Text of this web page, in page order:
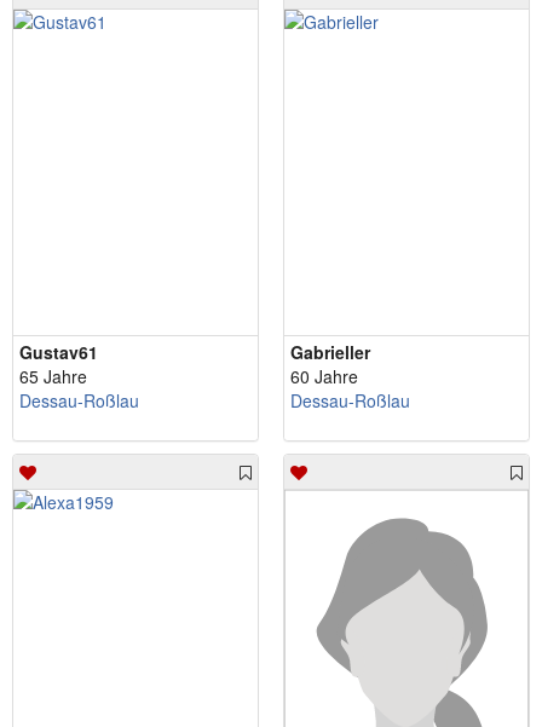
Gustav61
65 Jahre
Dessau-Roßlau
Gabrieller
60 Jahre
Dessau-Roßlau